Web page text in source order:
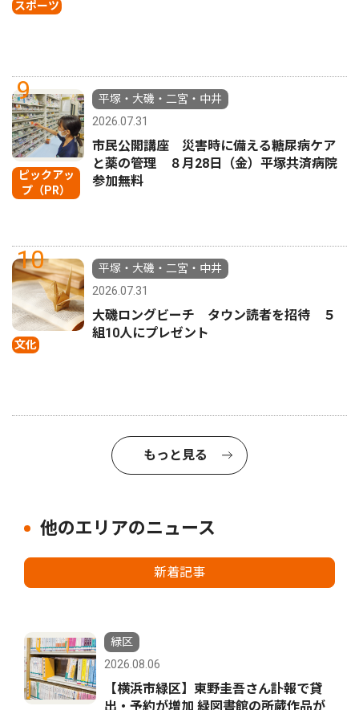
スポーツ
9
ピックアッ
プ（PR）
平塚・大磯・二宮・中井
2026.07.31
市民公開講座 災害時に備える糖尿病ケア
と薬の管理 ８月28日（金）平塚共済病院
参加無料
10
文化
平塚・大磯・二宮・中井
2026.07.31
大磯ロングビーチ タウン読者を招待 ５
組10人にプレゼント
もっと見る
他のエリアのニュース
新着記事
緑区
2026.08.06
【横浜市緑区】東野圭吾さん訃報で貸
出・予約が増加 緑図書館の所蔵作品が